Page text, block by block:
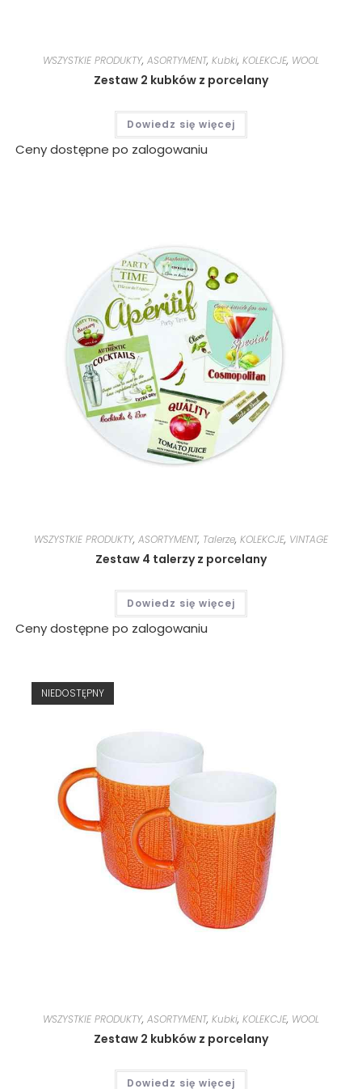
WSZYSTKIE PRODUKTY, ASORTYMENT, Kubki, KOLEKCJE, WOOL
Zestaw 2 kubków z porcelany
Dowiedz się więcej
Ceny dostępne po zalogowaniu
WSZYSTKIE PRODUKTY, ASORTYMENT, Talerze, KOLEKCJE, VINTAGE
Zestaw 4 talerzy z porcelany
Dowiedz się więcej
Ceny dostępne po zalogowaniu
NIEDOSTĘPNY
WSZYSTKIE PRODUKTY, ASORTYMENT, Kubki, KOLEKCJE, WOOL
Zestaw 2 kubków z porcelany
Dowiedz się więcej